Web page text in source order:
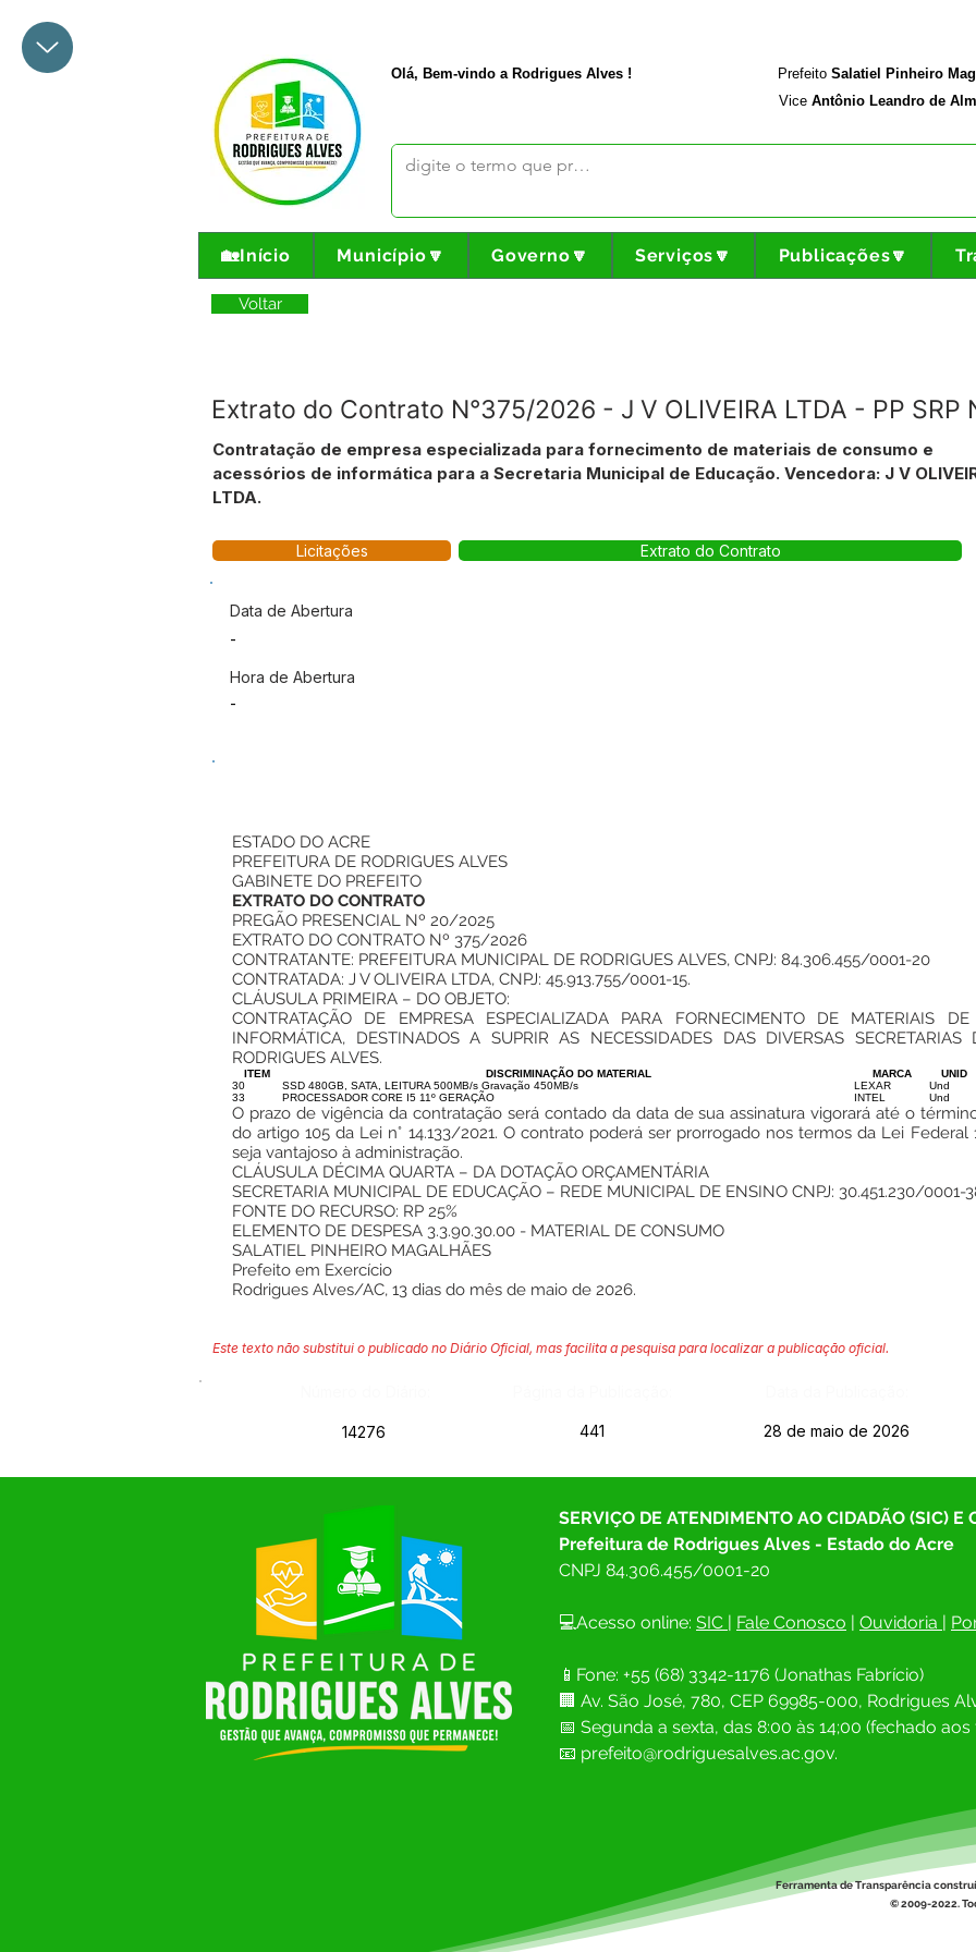
Olá, Bem-vindo a Rodrigues Alves ! Prefeito Salatiel Pinheiro
Vice Antônio Leandro de
🏡Início Município🔽 Governo🔽 Serviços🔽 Publicações🔽
Voltar
Extrato do Contrato N°375/2026 - J V OLIVEIRA LTDA - PP SRP
Contratação de empresa especializada para fornecimento de materiais de consumo e
acessórios de informática para a Secretaria Municipal de Educação. Vencedora: J V
LTDA.
Licitações Extrato do Contrato
Data de Abertura
-
Hora de Abertura
-
ESTADO DO ACRE
PREFEITURA DE RODRIGUES ALVES
GABINETE DO PREFEITO
EXTRATO DO CONTRATO
PREGÃO PRESENCIAL Nº 20/2025
EXTRATO DO CONTRATO Nº 375/2026
CONTRATANTE: PREFEITURA MUNICIPAL DE RODRIGUES ALVES, CNPJ: 84.306.455/0001-20
CONTRATADA: J V OLIVEIRA LTDA, CNPJ: 45.913.755/0001-15.
CLÁUSULA PRIMEIRA – DO OBJETO:
CONTRATAÇÃO DE EMPRESA ESPECIALIZADA PARA FORNECIMENTO DE MATERIAIS
INFORMÁTICA, DESTINADOS A SUPRIR AS NECESSIDADES DAS DIVERSAS
RODRIGUES ALVES.
ITEM DISCRIMINAÇÃO DO MATERIAL MARCA UNID
30
SSD 480GB, SATA, LEITURA 500MB/s Gravação 450MB/s LEXAR Und
33
PROCESSADOR CORE I5 11º GERAÇÃO INTEL Und
O prazo de vigência da contratação será contado da data de sua assinatura vigorará até o
do artigo 105 da Lei n° 14.133/2021. O contrato poderá ser prorrogado nos termos da Lei Federal
seja vantajoso à administração.
CLÁUSULA DÉCIMA QUARTA – DA DOTAÇÃO ORÇAMENTÁRIA
SECRETARIA MUNICIPAL DE EDUCAÇÃO – REDE MUNICIPAL DE ENSINO CNPJ: 30.451.230/0001-
FONTE DO RECURSO: RP 25%
ELEMENTO DE DESPESA 3.3.90.30.00 - MATERIAL DE CONSUMO
SALATIEL PINHEIRO MAGALHÃES
Prefeito em Exercício
Rodrigues Alves/AC, 13 dias do mês de maio de 2026.
Este texto não substitui o publicado no Diário Oficial, mas facilita a pesquisa para localizar a publicação oficial.
14276 441 28 de maio de 2026
SERVIÇO DE ATENDIMENTO AO CIDADÃO (SIC) E
Prefeitura de Rodrigues Alves - Estado do Acre
CNPJ 84.306.455/0001-20
💻Acesso online: SIC | Fale Conosco | Ouvidoria |
📱Fone: +55 (68) 3342-1176 (Jonathas Fabrício)
🏢 Av. São José, 780, CEP 69985-000, Rodrigues
📅 Segunda a sexta, das 8:00 às 14;00 (fechado
📧 prefeito@rodriguesalves.ac.gov.
Ferramenta de Transparência
© 2009-2022.